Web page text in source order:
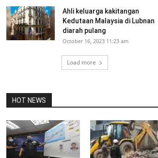
Ahli keluarga kakitangan
Kedutaan Malaysia di Lubnan
diarah pulang
October 16, 2023 11:23 am
Load more
HOT NEWS